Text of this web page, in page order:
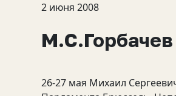
2 июня 2008
26-27 мая Михаил